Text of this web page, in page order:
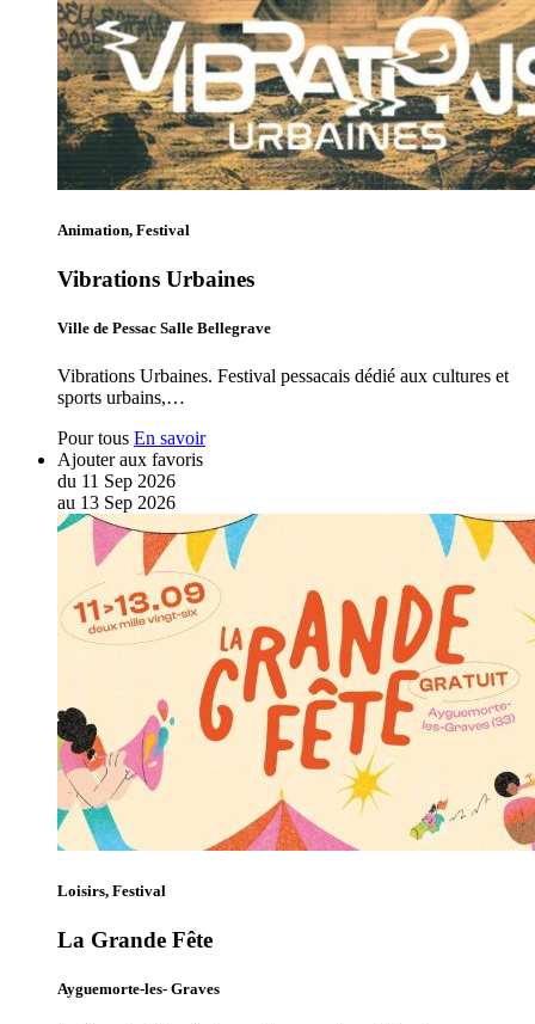
Animation, Festival
Vibrations Urbaines
Ville de Pessac Salle Bellegrave
Vibrations Urbaines. Festival pessacais dédié aux cultures et
sports urbains,…
Pour tous En savoir
Ajouter aux favoris
du 11 Sep 2026
au 13 Sep 2026
Loisirs, Festival
La Grande Fête
Ayguemorte-les- Graves